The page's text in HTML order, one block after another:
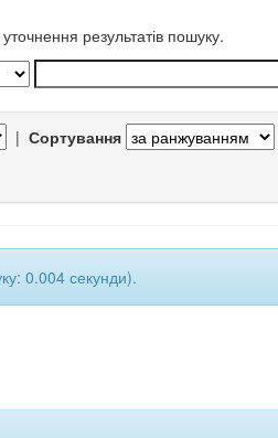
результатів пошуку.
| Сортування
0.004 секунди).